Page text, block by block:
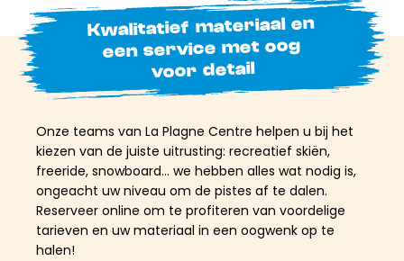
Kwalitatief materiaal en
een service met oog
voor detail
Onze teams van La Plagne Centre helpen u bij het
kiezen van de juiste uitrusting: recreatief skiën,
freeride, snowboard… we hebben alles wat nodig is,
ongeacht uw niveau om de pistes af te dalen.
Reserveer online om te profiteren van voordelige
tarieven en uw materiaal in een oogwenk op te
halen!